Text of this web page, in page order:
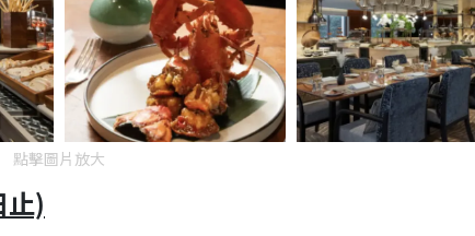
點擊圖片放大
止)